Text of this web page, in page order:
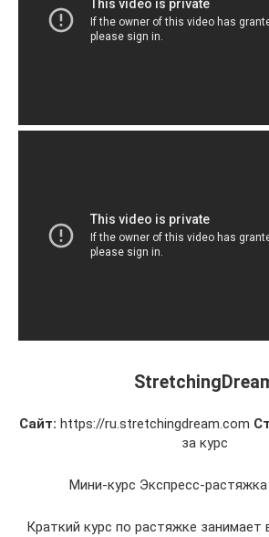
Сайт: https://ru.stretchingdream.com
за курс
Мини-курс Экспресс-растяжка
Краткий курс по растяжке занимает